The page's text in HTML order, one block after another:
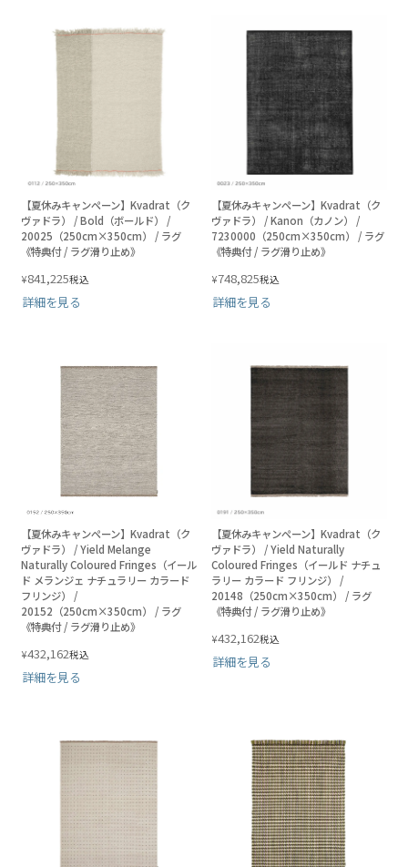
【夏休みキャンペーン】Kvadrat（ク
ヴァドラ） / Bold（ボールド） /
20025（250cm×350cm） / ラグ
《特典付 / ラグ滑り止め》
¥841,225税込
詳細を見る
【夏休みキャンペーン】Kvadrat（ク
ヴァドラ） / Kanon（カノン） /
7230000（250cm×350cm） / ラグ
《特典付 / ラグ滑り止め》
¥748,825税込
詳細を見る
【夏休みキャンペーン】Kvadrat（ク
ヴァドラ） / Yield Melange
Naturally Coloured Fringes（イール
ド メランジェ ナチュラリー カラード
フリンジ） /
20152（250cm×350cm） / ラグ
《特典付 / ラグ滑り止め》
¥432,162税込
詳細を見る
【夏休みキャンペーン】Kvadrat（ク
ヴァドラ） / Yield Naturally
Coloured Fringes（イールド ナチュ
ラリー カラード フリンジ） /
20148（250cm×350cm） / ラグ
《特典付 / ラグ滑り止め》
¥432,162税込
詳細を見る